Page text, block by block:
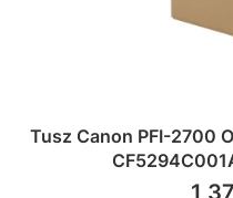
Tusz Canon PFI-2700
1